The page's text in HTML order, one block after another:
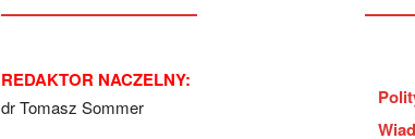
REDAKTOR NACZELNY:
dr Tomasz Sommer